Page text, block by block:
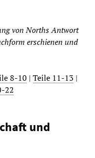
von Norths Antwort
erschienen und
8-10 | Teile 11-13 |
22
und